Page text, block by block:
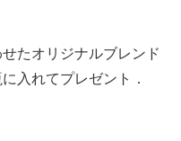
たオリジナルブレンド
入れてプレゼント．